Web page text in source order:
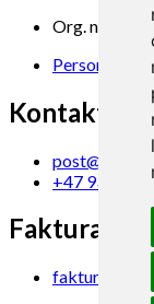
Org. nr. 969
Personvern
Kontakt oss
+47 930 09